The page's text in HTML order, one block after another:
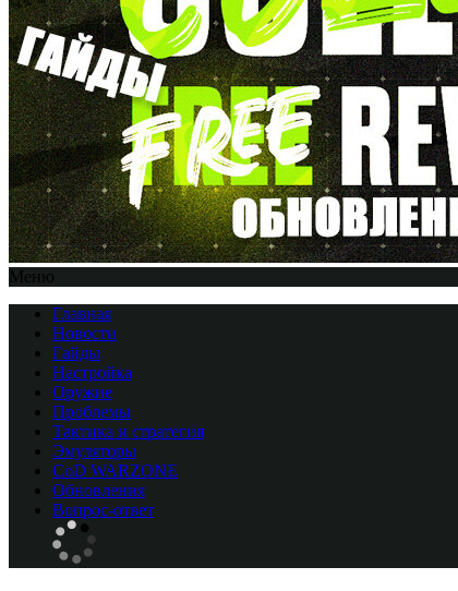
Меню
Главная
Новости
Гайды
Настройка
Оружие
Проблемы
Тактика и стратегия
Эмуляторы
CоD WARZONE
Обновления
Вопрос-ответ